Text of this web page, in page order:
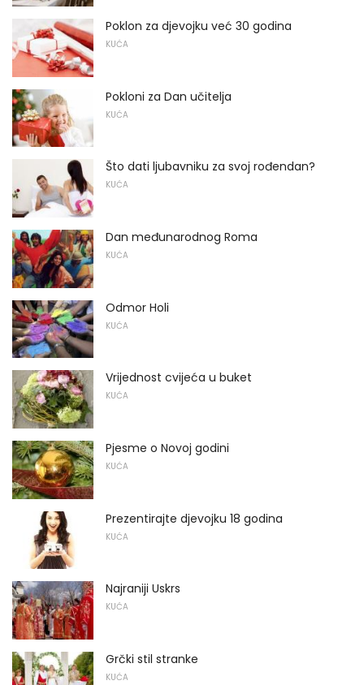
Poklon za djevojku već 30 godina
KUĆA
Pokloni za Dan učitelja
KUĆA
Što dati ljubavniku za svoj rođendan?
KUĆA
Dan međunarodnog Roma
KUĆA
Odmor Holi
KUĆA
Vrijednost cvijeća u buket
KUĆA
Pjesme o Novoj godini
KUĆA
Prezentirajte djevojku 18 godina
KUĆA
Najraniji Uskrs
KUĆA
Grčki stil stranke
KUĆA